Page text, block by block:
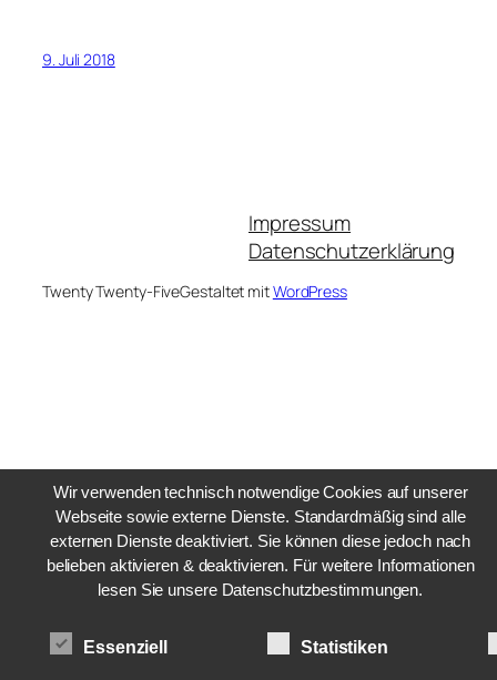
9. Juli 2018
Impressum
Datenschutzerklärung
Twenty Twenty-FiveGestaltet mitWordPress
Wir verwenden technisch notwendige Cookies auf unserer
Webseite sowie externe Dienste. Standardmäßig sind alle
externen Dienste deaktiviert. Sie können diese jedoch nach
belieben aktivieren & deaktivieren. Für weitere Informationen
lesen Sie unsere Datenschutzbestimmungen.
Essenziell Statistiken